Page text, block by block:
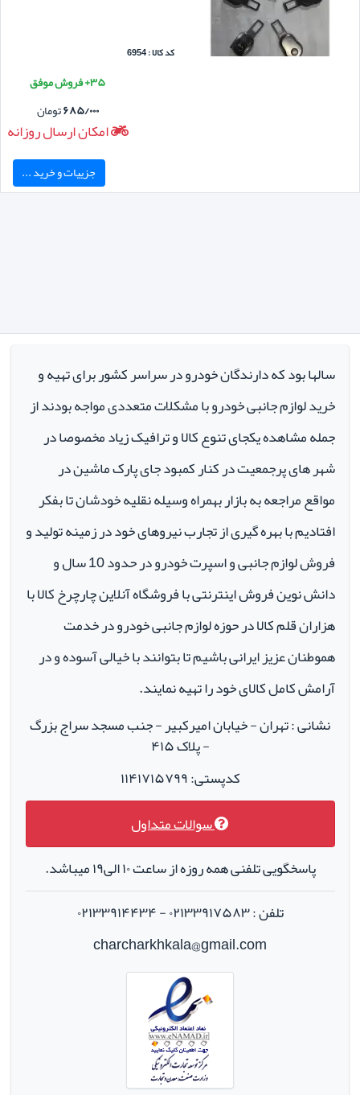
کد کالا : 6954
۳۵+ فروش موفق
۶۸۵/۰۰۰تومان
امکان ارسال روزانه
جزییات و خرید ...
سالها بود که دارندگان خودرو در سراسر کشور برای تهیه و
خرید لوازم جانبی خودرو با مشکلات متعددی مواجه بودند از
جمله مشاهده یکجای تنوع کالا و ترافیک زیاد مخصوصا در
شهر های پرجمعیت در کنار کمبود جای پارک ماشین در
مواقع مراجعه به بازار بهمراه وسیله نقلیه خودشان تا بفکر
افتادیم با بهره گیری از تجارب نیروهای خود در زمینه تولید و
فروش لوازم جانبی و اسپرت خودرو در حدود 10 سال و
دانش نوین فروش اینترنتی با فروشگاه آنلاین چارچرخ کالا با
هزاران قلم کالا در حوزه لوازم جانبی خودرو در خدمت
هموطنان عزیز ایرانی باشیم تا بتوانند با خیالی آسوده و در
آرامش کامل کالای خود را تهیه نمایند.
نشانی : تهران - خیابان امیرکبیر - جنب مسجد سراج بزرگ
- پلاک ۴۱۵
کدپستی: ۱۱۴۱۷۱۵۷۹۹
سوالات متداول
پاسخگویی تلفنی همه روزه از ساعت ۱۰ الی۱۹ میباشد.
تلفن : ۰۲۱۳۳۹۱۷۵۸۳ - ۰۲۱۳۳۹۱۴۴۳۴
charcharkhkala@gmail.com